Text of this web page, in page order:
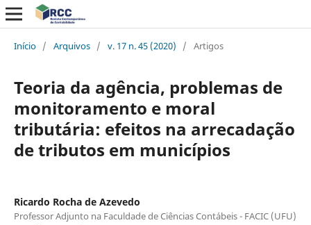
Início / Arquivos / v. 17 n. 45 (2020) / Artigos
Teoria da agência, problemas de
monitoramento e moral
tributária: efeitos na arrecadação
de tributos em municípios
Ricardo Rocha de Azevedo
Professor Adjunto na Faculdade de Ciências Contábeis - FACIC (UFU)